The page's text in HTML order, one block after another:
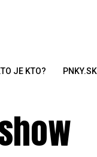
JE KTO? PNKY.SK